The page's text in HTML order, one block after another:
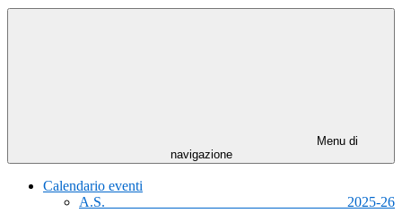
Menu di
navigazione
Calendario eventi
A.S. 2025-26